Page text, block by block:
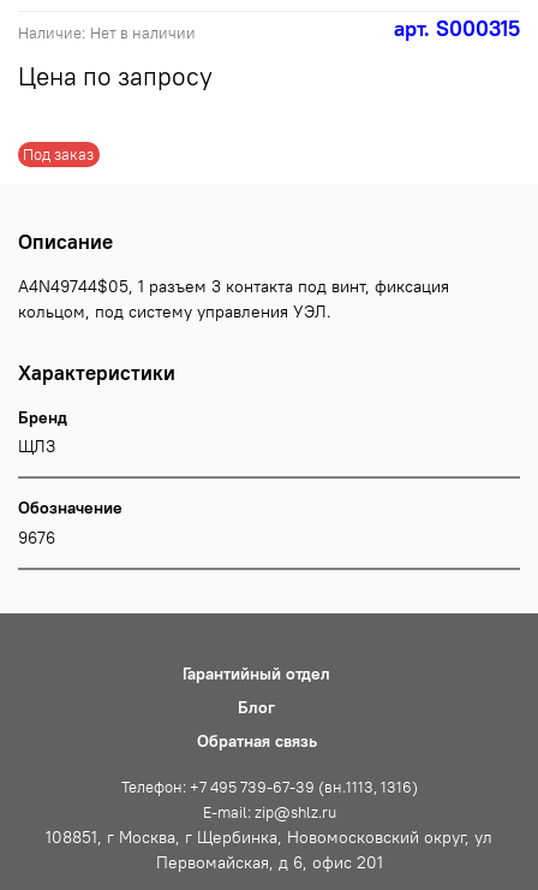
арт. S000315
Наличие: Нет в наличии
Под заказ
Цена по запросу
Описание
A4N49744$05, 1 разъем 3 контакта под винт, фиксация
кольцом, под систему управления УЭЛ.
Характеристики
Бренд
ЩЛЗ
Обозначение
9676
Гарантийный отдел
Блог
Обратная связь
Телефон: +7 495 739-67-39 (вн.1113, 1316)
E-mail: zip@shlz.ru
108851, г Москва, г Щербинка, Новомосковский округ, ул
Первомайская, д 6, офис 201